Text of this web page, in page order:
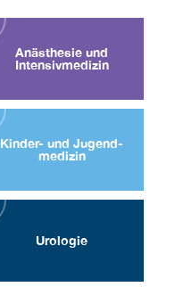
Anästhesie und
Intensiv­medizin
Kinder- und Jugend­
medizin
Uro­logie